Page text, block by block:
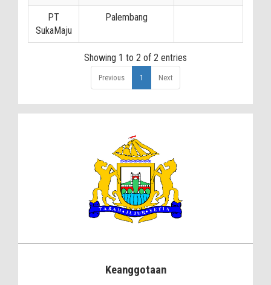
PT
SukaMaju
Palembang
Showing 1 to 2 of 2 entries
Previous 1 Next
Keanggotaan